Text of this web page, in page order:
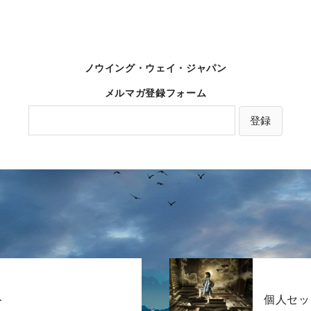
ノウイング・ウェイ・ジャパン
メルマガ登録フォーム
個人セ